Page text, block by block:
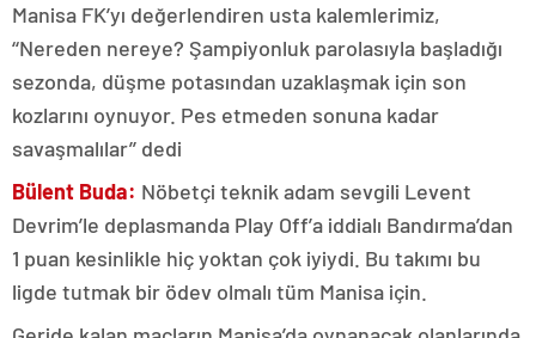
Manisa FK’yı değerlendiren usta kalemlerimiz,
‘‘Nereden nereye? Şampiyonluk parolasıyla başladığı
sezonda, düşme potasından uzaklaşmak için son
kozlarını oynuyor. Pes etmeden sonuna kadar
savaşmalılar’’ dedi
Bülent Buda: Nöbetçi teknik adam sevgili Levent
Devrim’le deplasmanda Play Off’a iddialı Bandırma’dan
1 puan kesinlikle hiç yoktan çok iyiydi. Bu takımı bu
ligde tutmak bir ödev olmalı tüm Manisa için.